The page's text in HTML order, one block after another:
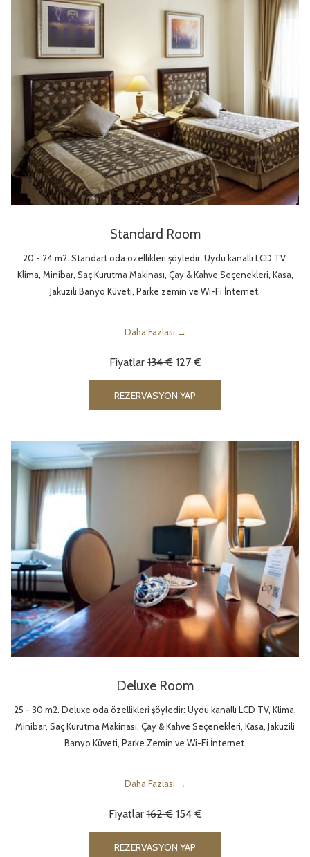
Standard Room
20 - 24 m2. Standart oda özellikleri şöyledir: Uydu kanallı LCD TV,
Klima, Minibar, Saç Kurutma Makinası, Çay & Kahve Seçenekleri, Kasa,
Jakuzili Banyo Küveti, Parke zemin ve Wi-Fi İnternet.
Daha Fazlası
Fiyatlar134 € 127 €
REZERVASYON YAP
Deluxe Room
25 - 30 m2. Deluxe oda özellikleri şöyledir: Uydu kanallı LCD TV, Klima,
Minibar, Saç Kurutma Makinası, Çay & Kahve Seçenekleri, Kasa, Jakuzili
Banyo Küveti, Parke Zemin ve Wi-Fi İnternet.
Daha Fazlası
Fiyatlar162 € 154 €
REZERVASYON YAP